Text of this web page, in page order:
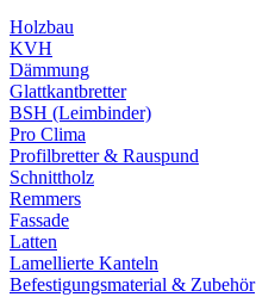
Holzbau
KVH
Dämmung
Glattkantbretter
BSH (Leimbinder)
Pro Clima
Profilbretter & Rauspund
Schnittholz
Remmers
Fassade
Latten
Lamellierte Kanteln
Befestigungsmaterial & Zubehör